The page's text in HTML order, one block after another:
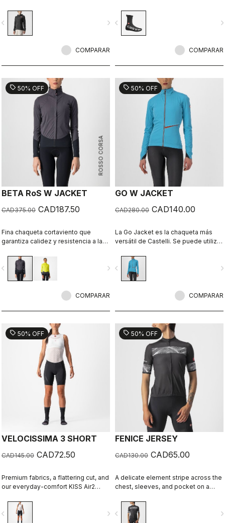
icónica con el estilo Caste
navigate_next
COMPARAR
costuras selladas, puño de
neopreno para evitar la entrada de
agua y una abertura en la planta para
navigate_before
COMPARAR
ROSSO CORSA
sell 50% OFF
BETA RoS W JACKET
CAD375.00 CAD187.50
Fina chaqueta cortaviento que
garantiza calidez y resistencia a las
elástica y altamente ligera. Ajuste de
carrera para una prenda de altas
prestaciones que es ideal para las
en primavera, y en todos los
navigate_next
COMPARAR
sell 50% OFF
GO W JACKET
CAD280.00 CAD140.00
La Go Jacket es la chaqueta más
versátil de Castelli. Se puede utilizar
condiciones templadas o con
temperaturas más bajas vistiendo
una prenda térmica debajo. Elástica,
resistente al agua, elegante y ligera,
and Go.
navigate_before
COMPARAR
sell 50% OFF
VELOCISSIMA 3 SHORT
CAD145.00 CAD72.50
Premium fabrics, a flattering cut, and
our everyday-comfort KISS Air2
for everything but the longest rides.
navigate_next
sell 50% OFF
FENICE JERSEY
CAD130.00 CAD65.00
A delicate element stripe across the
chest, sleeves, and pocket on a
Competizione 2 base, creating a rich
fabric and texture story in a design
navigate_before